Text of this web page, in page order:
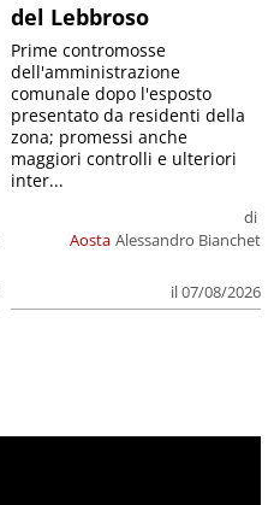
del Lebbroso
Aosta
di
Alessandro Bianchet
il 07/08/2026
Prime contromosse
dell'amministrazione
comunale dopo l'esposto
presentato da residenti della
zona; promessi anche
maggiori controlli e ulteriori
inter...